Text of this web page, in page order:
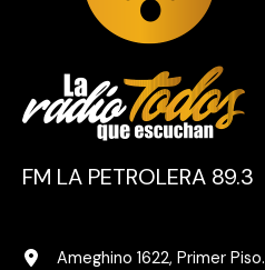
FM LA PETROLERA 89.3
Ameghino 1622, Primer Piso.